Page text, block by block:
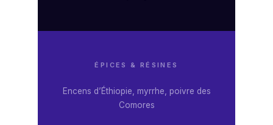
ÉPICES & RÉSINES
Encens d’Éthiopie, myrrhe, poivre des
Comores